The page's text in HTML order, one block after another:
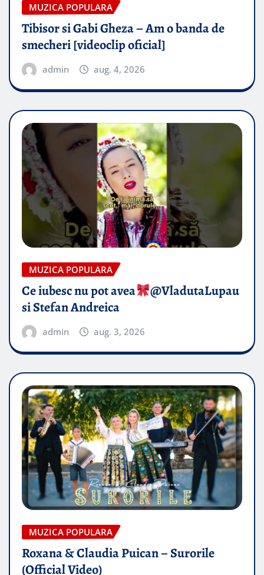
MUZICA POPULARA
Tibisor si Gabi Gheza – Am o banda de
smecheri [videoclip oficial]
admin aug. 4, 2026
MUZICA POPULARA
Ce iubesc nu pot avea
​@VladutaLupau
si Stefan Andreica
admin aug. 3, 2026
MUZICA POPULARA
Roxana & Claudia Puican – Surorile
(Official Video)